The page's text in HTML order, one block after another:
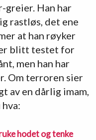
greier. Han har
rastløs, det ene
at han røyker
er blitt testet for
men han har
Om terroren sier
av en dårlig imam,
hodet og tenke